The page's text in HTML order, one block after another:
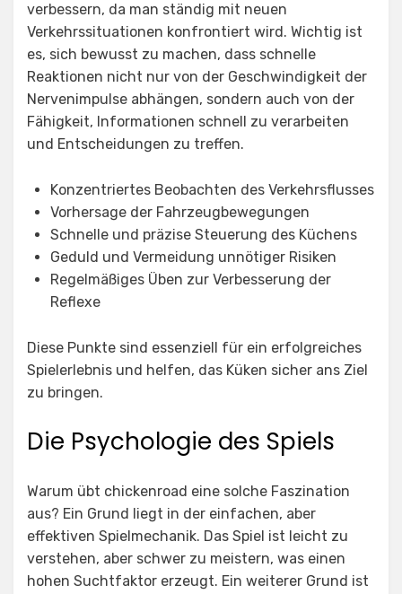
verbessern, da man ständig mit neuen
Verkehrssituationen konfrontiert wird. Wichtig ist
es, sich bewusst zu machen, dass schnelle
Reaktionen nicht nur von der Geschwindigkeit der
Nervenimpulse abhängen, sondern auch von der
Fähigkeit, Informationen schnell zu verarbeiten
und Entscheidungen zu treffen.
Konzentriertes Beobachten des Verkehrsflusses
Vorhersage der Fahrzeugbewegungen
Schnelle und präzise Steuerung des Küchens
Geduld und Vermeidung unnötiger Risiken
Regelmäßiges Üben zur Verbesserung der
Reflexe
Diese Punkte sind essenziell für ein erfolgreiches
Spielerlebnis und helfen, das Küken sicher ans Ziel
zu bringen.
Die Psychologie des Spiels
Warum übt chickenroad eine solche Faszination
aus? Ein Grund liegt in der einfachen, aber
effektiven Spielmechanik. Das Spiel ist leicht zu
verstehen, aber schwer zu meistern, was einen
hohen Suchtfaktor erzeugt. Ein weiterer Grund ist